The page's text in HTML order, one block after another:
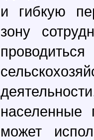
и гибкую
зону
населенные
может